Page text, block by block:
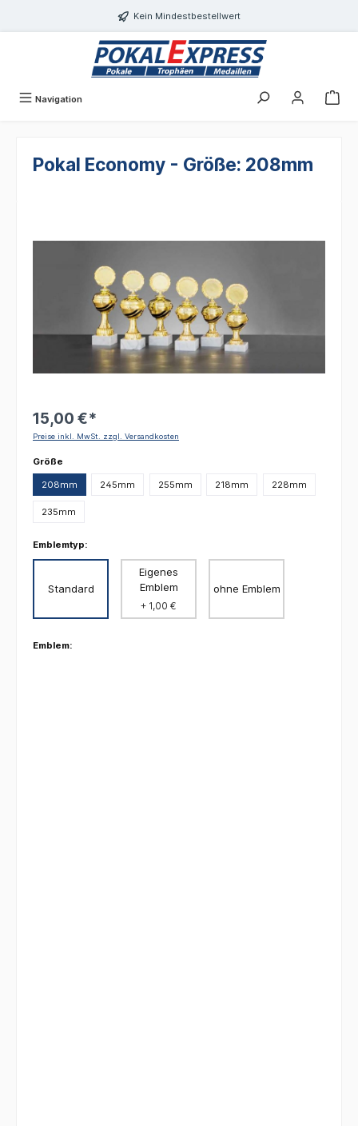
Kein Mindestbestellwert
Navigation
Pokal Economy - Größe: 208mm
15,00 €*
Preise inkl. MwSt. zzgl. Versandkosten
Größe
208mm 245mm 255mm 218mm 228mm
235mm
Emblemtyp:
Standard
Eigenes
Emblem
+ 1,00 €
ohne Emblem
Emblem: